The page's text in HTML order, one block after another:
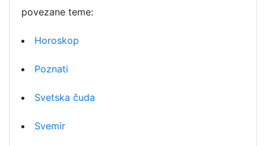
povezane teme:
Horoskop
Poznati
Svetska čuda
Svemir